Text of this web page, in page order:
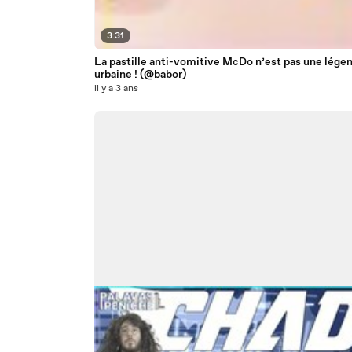
3:31
La pastille anti-vomitive McDo n’est pas une
urbaine ! (@babor)
il y a 3 ans